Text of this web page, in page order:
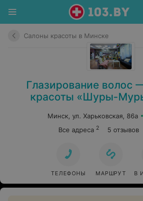
Салоны красоты в Минске
Глазирование волос
красоты «Шуры-
Минск, ул. Харьковская, 86a
Все адреса 2 5 отзывов
ТЕЛЕФОНЫ МАРШРУТ В